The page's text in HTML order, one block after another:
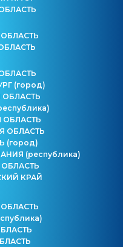
(город)
ОБЛАСТЬ
ОБЛАСТЬ
ОБЛАСТЬ
(город)
(республика)
КРАЙ